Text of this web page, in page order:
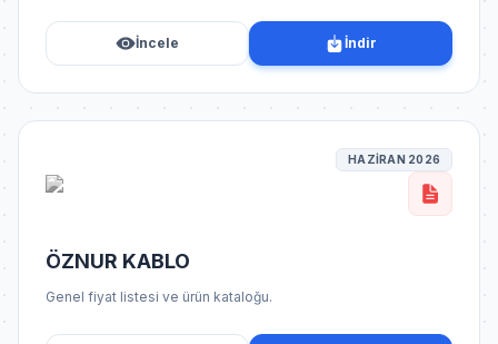
İncele İndir
HAZİRAN 2026
ÖZNUR KABLO
Genel fiyat listesi ve ürün kataloğu.